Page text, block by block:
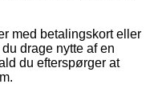
med betalingskort eller
drage nytte af en
du efterspørger at